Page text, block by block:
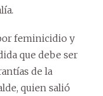
feminicidio y
que debe ser
de la
quien salió